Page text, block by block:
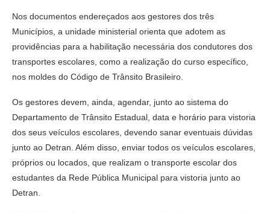
Nos documentos endereçados aos gestores dos três
Municípios, a unidade ministerial orienta que adotem as
providências para a habilitação necessária dos condutores dos
transportes escolares, como a realização do curso específico,
nos moldes do Código de Trânsito Brasileiro.
Os gestores devem, ainda, agendar, junto ao sistema do
Departamento de Trânsito Estadual, data e horário para vistoria
dos seus veículos escolares, devendo sanar eventuais dúvidas
junto ao Detran. Além disso, enviar todos os veículos escolares,
próprios ou locados, que realizam o transporte escolar dos
estudantes da Rede Pública Municipal para vistoria junto ao
Detran.